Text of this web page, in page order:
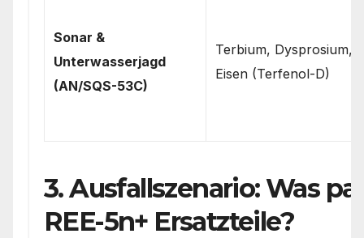
Sonar &
Unterwasserjagd
(AN/SQS-53C)
Terbium, Dysprosium,
Eisen (Terfenol-D)
3. Ausfallszenario: Was
REE-5n+ Ersatzteile?